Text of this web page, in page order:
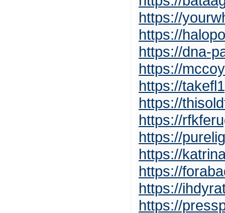
https://
https://
https://dna-
https://
https://
https://
https://
https://
https://
https://
https://
https://